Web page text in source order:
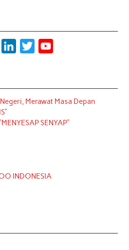
k
e
d
t
t
e
T
u
b
Merawat Masa Depan
SENYAP”
INDONESIA